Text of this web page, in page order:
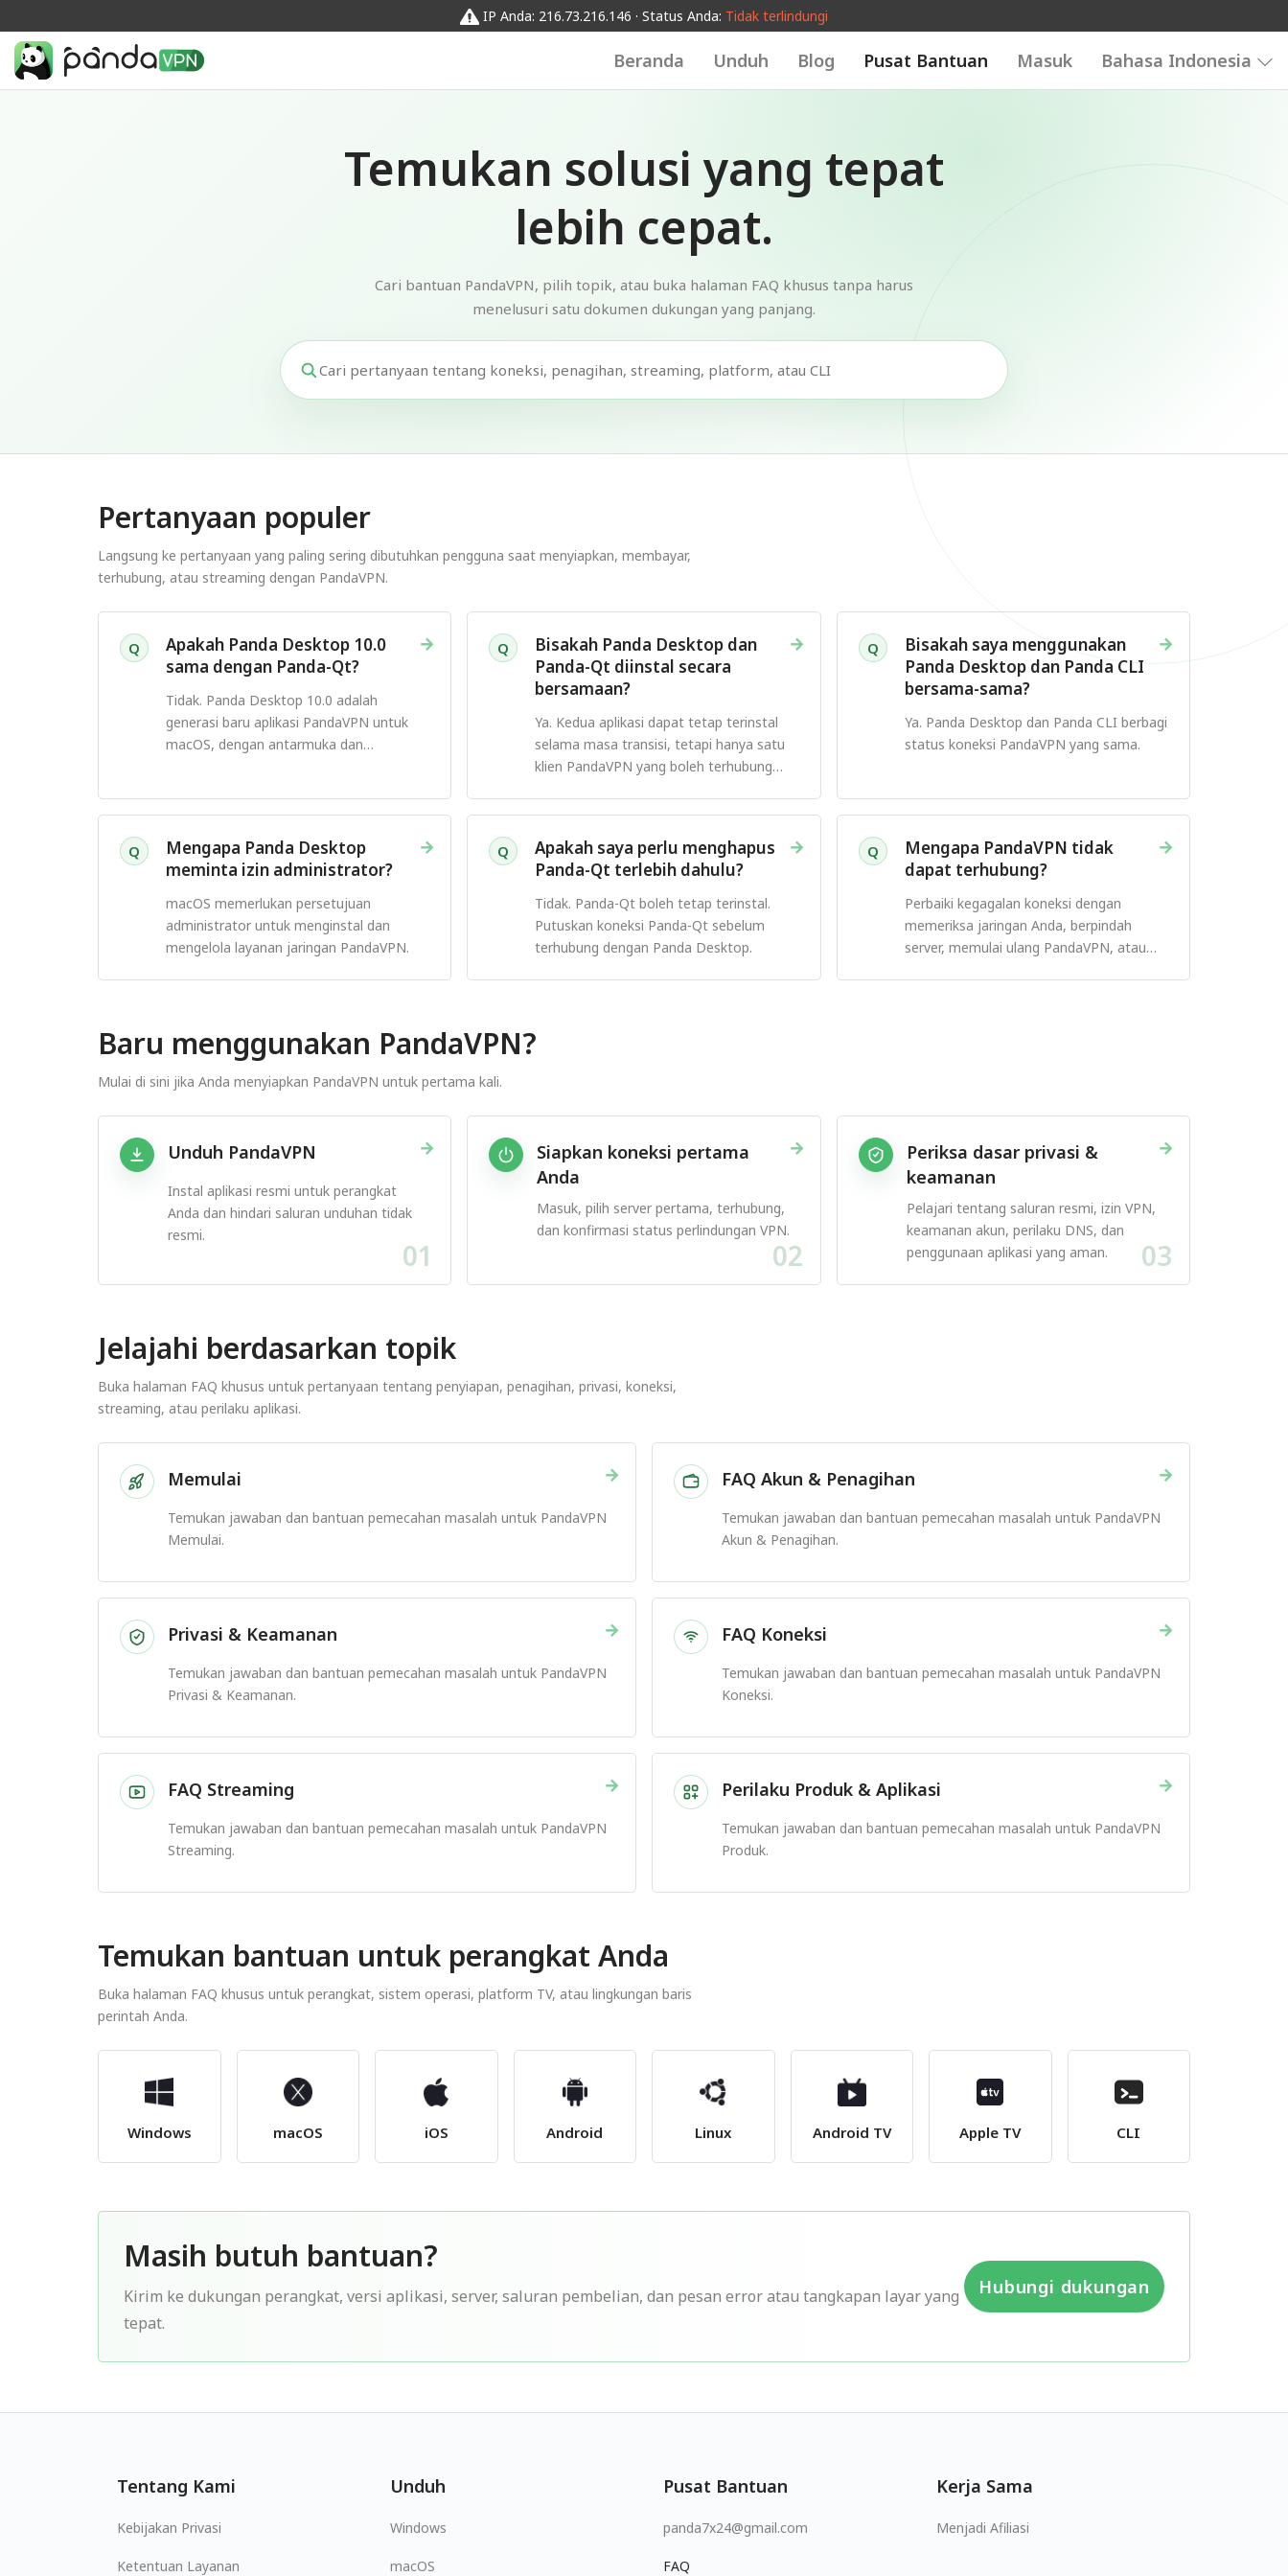
IP Anda: 216.73.216.146 · Status Anda: Tidak terlindungi
Beranda Unduh Blog Pusat Bantuan Masuk Bahasa Indonesia
Temukan solusi yang tepat
lebih cepat.
Cari bantuan PandaVPN, pilih topik, atau buka halaman FAQ khusus tanpa harus
menelusuri satu dokumen dukungan yang panjang.
Pertanyaan populer
Langsung ke pertanyaan yang paling sering dibutuhkan pengguna saat menyiapkan, membayar,
terhubung, atau streaming dengan PandaVPN.
Q →
Apakah Panda Desktop 10.0
sama dengan Panda-Qt?
Tidak. Panda Desktop 10.0 adalah
generasi baru aplikasi PandaVPN untuk
macOS, dengan antarmuka dan
Q →
Bisakah Panda Desktop dan
Panda-Qt diinstal secara
bersamaan?
Ya. Kedua aplikasi dapat tetap terinstal
selama masa transisi, tetapi hanya satu
klien PandaVPN yang boleh terhubung
Q →
Bisakah saya menggunakan
Panda Desktop dan Panda CLI
bersama-sama?
Ya. Panda Desktop dan Panda CLI berbagi
status koneksi PandaVPN yang sama.
Q →
Mengapa Panda Desktop
meminta izin administrator?
macOS memerlukan persetujuan
administrator untuk menginstal dan
mengelola layanan jaringan PandaVPN.
Q →
Apakah saya perlu menghapus
Panda-Qt terlebih dahulu?
Tidak. Panda-Qt boleh tetap terinstal.
Putuskan koneksi Panda-Qt sebelum
terhubung dengan Panda Desktop.
Q →
Mengapa PandaVPN tidak
dapat terhubung?
Perbaiki kegagalan koneksi dengan
memeriksa jaringan Anda, berpindah
server, memulai ulang PandaVPN, atau
Baru menggunakan PandaVPN?
Mulai di sini jika Anda menyiapkan PandaVPN untuk pertama kali.
→
Unduh PandaVPN
Instal aplikasi resmi untuk perangkat
Anda dan hindari saluran unduhan tidak
resmi.
01
→
Siapkan koneksi pertama
Anda
Masuk, pilih server pertama, terhubung,
dan konfirmasi status perlindungan VPN.
02
→
Periksa dasar privasi &
keamanan
Pelajari tentang saluran resmi, izin VPN,
keamanan akun, perilaku DNS, dan
penggunaan aplikasi yang aman.
03
Jelajahi berdasarkan topik
Buka halaman FAQ khusus untuk pertanyaan tentang penyiapan, penagihan, privasi, koneksi,
streaming, atau perilaku aplikasi.
→
Memulai
Temukan jawaban dan bantuan pemecahan masalah untuk PandaVPN
Memulai.
→
FAQ Akun & Penagihan
Temukan jawaban dan bantuan pemecahan masalah untuk PandaVPN
Akun & Penagihan.
→
Privasi & Keamanan
Temukan jawaban dan bantuan pemecahan masalah untuk PandaVPN
Privasi & Keamanan.
→
FAQ Koneksi
Temukan jawaban dan bantuan pemecahan masalah untuk PandaVPN
Koneksi.
→
FAQ Streaming
Temukan jawaban dan bantuan pemecahan masalah untuk PandaVPN
Streaming.
→
Perilaku Produk & Aplikasi
Temukan jawaban dan bantuan pemecahan masalah untuk PandaVPN
Produk.
Temukan bantuan untuk perangkat Anda
Buka halaman FAQ khusus untuk perangkat, sistem operasi, platform TV, atau lingkungan baris
perintah Anda.
Windows macOS iOS Android Linux Android TV Apple TV CLI
Masih butuh bantuan?
Kirim ke dukungan perangkat, versi aplikasi, server, saluran pembelian, dan pesan error atau tangkapan layar yang
tepat.
Hubungi dukungan
Tentang Kami
Kebijakan Privasi
Ketentuan Layanan
Unduh
Windows
macOS
Pusat Bantuan
panda7x24@gmail.com
FAQ
Kerja Sama
Menjadi Afiliasi